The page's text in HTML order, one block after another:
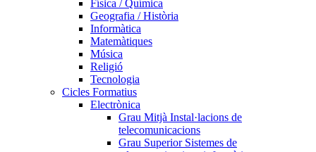
Física / Química
Geografia / Història
Informàtica
Matemàtiques
Música
Religió
Tecnologia
Cicles Formatius
Electrònica
Grau Mitjà Instal·lacions de
telecomunicacions
Grau Superior Sistemes de